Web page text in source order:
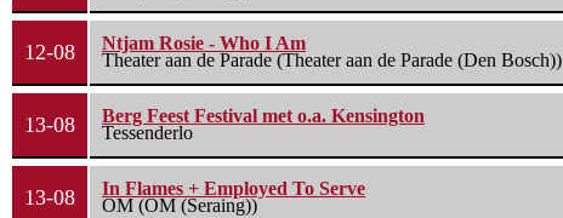
12-08
Ntjam Rosie - Who I Am
Theater aan de Parade (Theater aan de Parade (Den Bosch))
13-08
Berg Feest Festival met o.a. Kensington
Tessenderlo
13-08
In Flames + Employed To Serve
OM (OM (Seraing))